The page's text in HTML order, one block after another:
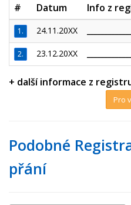
# Datum Info z
1. 24.11.20XX
2. 23.12.20XX
+ další informace z
Pro
Podobné
přání